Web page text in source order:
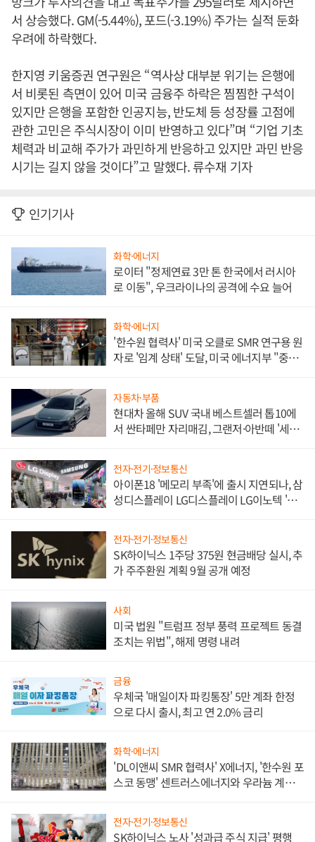
서 상승했다. GM(-5.44%), 포드(-3.19%) 주가는 실적 둔화
우려에 하락했다.
한지영 키움증권 연구원은 “역사상 대부분 위기는 은행에
서 비롯된 측면이 있어 미국 금융주 하락은 찜찜한 구석이
있지만 은행을 포함한 인공지능, 반도체 등 성장률 고점에
관한 고민은 주식시장이 이미 반영하고 있다”며 “기업 기초
체력과 비교해 주가가 과민하게 반응하고 있지만 과민 반응
시기는 길지 않을 것이다”고 말했다. 류수재 기자
인기기사
화학·에너지
로이터 "정제연료 3만 톤 한국에서 러시아
로 이동", 우크라이나의 공격에 수요 늘어
화학·에너지
'한수원 협력사' 미국 오클로 SMR 연구용 원
자로 '임계 상태' 도달, 미국 에너지부 "중요
자동차·부품
현대차 올해 SUV 국내 베스트셀러 톱10에
서 싼타페만 자리매김, 그랜저·아반떼 '세단
전자·전기·정보통신
아이폰18 '메모리 부족'에 출시 지연되나, 삼
성디스플레이 LG디스플레이 LG이노텍 '탈
전자·전기·정보통신
SK하이닉스 1주당 375원 현금배당 실시, 추
가 주주환원 계획 9월 공개 예정
사회
미국 법원 "트럼프 정부 풍력 프로젝트 동결
조치는 위법", 해제 명령 내려
금융
우체국 '매일이자 파킹통장' 5만 계좌 한정
으로 다시 출시, 최고 연 2.0% 금리
화학·에너지
'DL이앤씨 SMR 협력사' X에너지, '한수원 포
스코 동맹' 센트러스에너지와 우라늄 계약
전자·전기·정보통신
SK하이닉스 노사 '성과급 주식 지급' 평행